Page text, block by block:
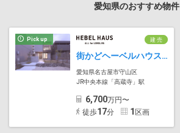
愛知県のおすすめ物件
Pick up 建 売
街かどヘーベルハウス 守山区上志段味
愛知県名古屋市守山区
JR中央本線「高蔵寺」駅
6,700万円〜
徒歩17分 1 区画